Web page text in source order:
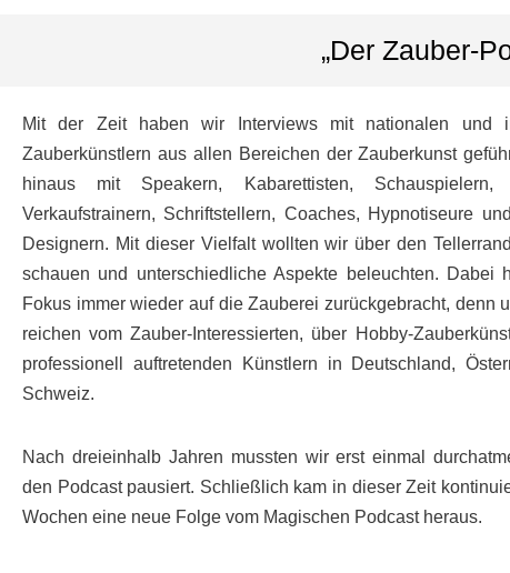
„Der Zauber-
Mit der Zeit haben wir Interviews mit nationalen und
Zauberkünstlern aus allen Bereichen der Zauberkunst
hinaus mit Speakern, Kabarettisten, Schauspielern,
Verkaufstrainern, Schriftstellern, Coaches, Hypnotiseure
Designern. Mit dieser Vielfalt wollten wir über den
schauen und unterschiedliche Aspekte beleuchten. Dabei
Fokus immer wieder auf die Zauberei zurückgebracht, denn
reichen vom Zauber-Interessierten, über Hobby-
professionell auftretenden Künstlern in Deutschland,
Schweiz.
Nach dreieinhalb Jahren mussten wir erst einmal
den Podcast pausiert. Schließlich kam in dieser Zeit
Wochen eine neue Folge vom Magischen Podcast heraus.